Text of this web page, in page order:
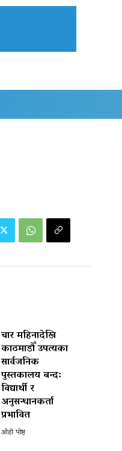
चार महिनादेखि
काठमाडौँ उपत्यका
सार्वजनिक
पुस्तकालय बन्द:
विद्यार्थी र
अनुसन्धानकर्ता
प्रभावित
ओहो पोष्ट